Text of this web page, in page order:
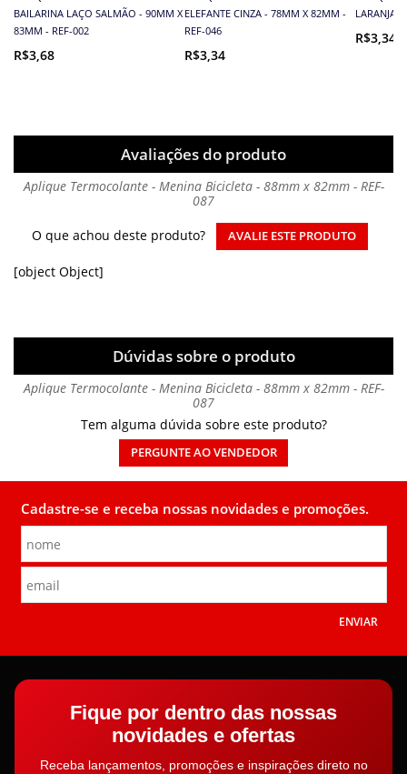
BAILARINA LAÇO SALMÃO - 90MM X
83MM - REF-002
R$3,68
ELEFANTE CINZA - 78MM X 82MM -
REF-046
R$3,34
LARANJA
R$3,34
Avaliações do produto
Aplique Termocolante - Menina Bicicleta - 88mm x 82mm - REF-
087
O que achou deste produto?
AVALIE ESTE PRODUTO
[object Object]
Dúvidas sobre o produto
Aplique Termocolante - Menina Bicicleta - 88mm x 82mm - REF-
087
Tem alguma dúvida sobre este produto?
PERGUNTE AO VENDEDOR
Cadastre-se e receba nossas novidades e promoções.
ENVIAR
Fique por dentro das nossas
novidades e ofertas
Receba lançamentos, promoções e inspirações direto no